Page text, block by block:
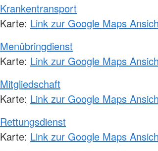
Krankentransport
Karte: Link zur Google Maps
Menübringdienst
Karte: Link zur Google Maps
Mitgliedschaft
Karte: Link zur Google Maps
Rettungsdienst
Karte: Link zur Google Maps